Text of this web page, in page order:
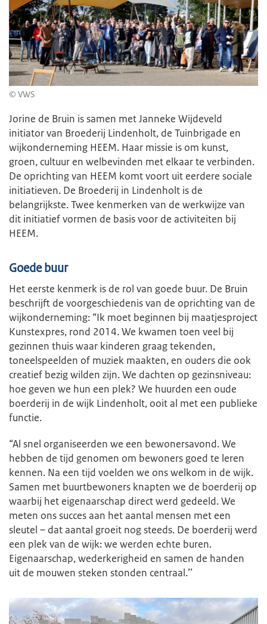
© VWS
Jorine de Bruin is samen met Janneke Wijdeveld
initiator van Broederij Lindenholt, de Tuinbrigade en
wijkonderneming HEEM. Haar missie is om kunst,
groen, cultuur en welbevinden met elkaar te verbinden.
De oprichting van HEEM komt voort uit eerdere sociale
initiatieven. De Broederij in Lindenholt is de
belangrijkste. Twee kenmerken van de werkwijze van
dit initiatief vormen de basis voor de activiteiten bij
HEEM.
Goede buur
Het eerste kenmerk is de rol van goede buur. De Bruin
beschrijft de voorgeschiedenis van de oprichting van de
wijkonderneming: “Ik moet beginnen bij maatjesproject
Kunstexpres, rond 2014. We kwamen toen veel bij
gezinnen thuis waar kinderen graag tekenden,
toneelspeelden of muziek maakten, en ouders die ook
creatief bezig wilden zijn. We dachten op gezinsniveau:
hoe geven we hun een plek? We huurden een oude
boerderij in de wijk Lindenholt, ooit al met een publieke
functie.
“Al snel organiseerden we een bewonersavond. We
hebben de tijd genomen om bewoners goed te leren
kennen. Na een tijd voelden we ons welkom in de wijk.
Samen met buurtbewoners knapten we de boerderij op
waarbij het eigenaarschap direct werd gedeeld. We
meten ons succes aan het aantal mensen met een
sleutel – dat aantal groeit nog steeds. De boerderij werd
een plek van de wijk: we werden echte buren.
Eigenaarschap, wederkerigheid en samen de handen
uit de mouwen steken stonden centraal.’’